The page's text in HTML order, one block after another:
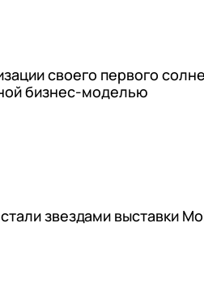
своего первого
бизнес-моделью
звездами выставки